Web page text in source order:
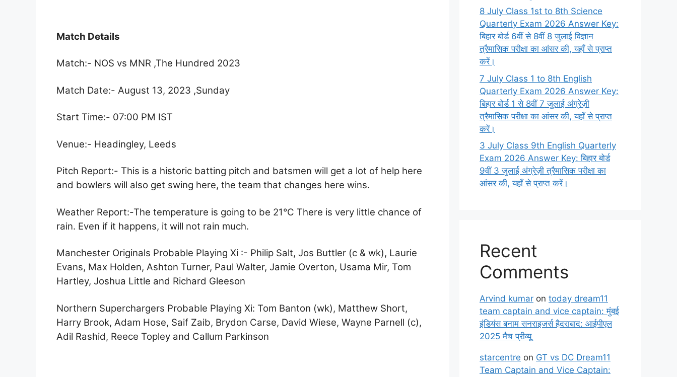
Match Details
Match:- NOS vs MNR ,The Hundred 2023
Match Date:- August 13, 2023 ,Sunday
Start Time:- 07:00 PM IST
Venue:- Headingley, Leeds
Pitch Report:- This is a historic batting pitch and batsmen will get a lot of help here
and bowlers will also get swing here, the team that changes here wins.
Weather Report:-The temperature is going to be 21°C There is very little chance of
rain. Even if it happens, it will not rain much.
Manchester Originals Probable Playing Xi :- Philip Salt, Jos Buttler (c & wk), Laurie
Evans, Max Holden, Ashton Turner, Paul Walter, Jamie Overton, Usama Mir, Tom
Hartley, Joshua Little and Richard Gleeson
Northern Superchargers Probable Playing Xi: Tom Banton (wk), Matthew Short,
Harry Brook, Adam Hose, Saif Zaib, Brydon Carse, David Wiese, Wayne Parnell (c),
Adil Rashid, Reece Topley and Callum Parkinson
8 July Class 1st to 8th Science
Quarterly Exam 2026 Answer Key:
बिहार बोर्ड 6वीं से 8वीं 8 जुलाई विज्ञान
त्रैमासिक परीक्षा का आंसर की, यहाँ से प्राप्त
करें।
7 July Class 1 to 8th English
Quarterly Exam 2026 Answer Key:
बिहार बोर्ड 1 से 8वीं 7 जुलाई अंग्रेज़ी
त्रैमासिक परीक्षा का आंसर की, यहाँ से प्राप्त
करें।
3 July Class 9th English Quarterly
Exam 2026 Answer Key: बिहार बोर्ड
9वीं 3 जुलाई अंग्रेज़ी त्रैमासिक परीक्षा का
आंसर की, यहाँ से प्राप्त करें।
Recent
Comments
Arvind kumar on today dream11
team captain and vice captain: मुंबई
इंडियंस बनाम सनराइजर्स हैदराबाद: आईपीएल
2025 मैच प्रीव्यू
starcentre on GT vs DC Dream11
Team Captain and Vice Captain: